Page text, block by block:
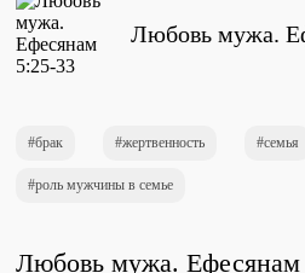
Любовь мужа.
брак жертвенность семья
роль мужчины в семье
Любовь мужа. Ефесянам